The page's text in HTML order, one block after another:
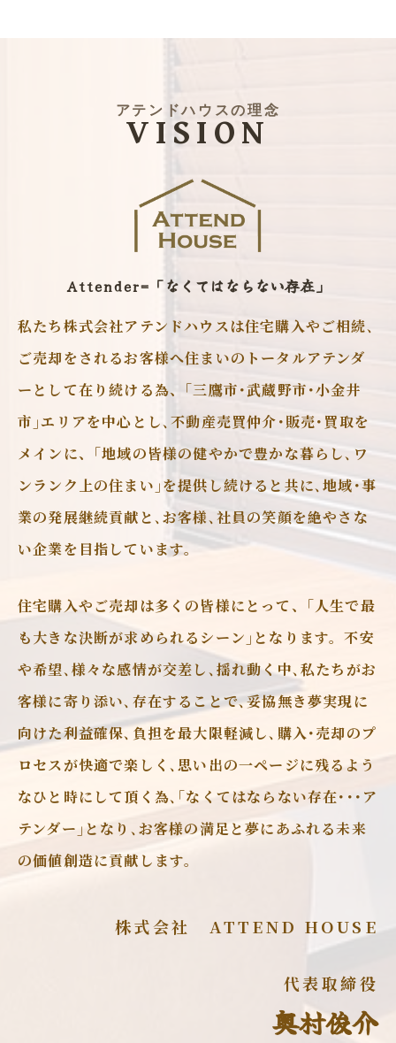
アテンドハウスの理念
VISION
Attender=「なくてはならない存在」
私たち株式会社アテンドハウスは住宅購入やご相続､
ご売却をされるお客様へ住まいのトータルアテンダ
ーとして在り続ける為、｢三鷹市･武蔵野市･小金井
市｣エリアを中心とし､不動産売買仲介･販売･買取を
メインに、｢地域の皆様の健やかで豊かな暮らし､ワ
ンランク上の住まい｣を提供し続けると共に､地域･事
業の発展継続貢献と､お客様､社員の笑顔を絶やさな
い企業を目指しています。
住宅購入やご売却は多くの皆様にとって、｢人生で最
も大きな決断が求められるシーン｣となります。不安
や希望､様々な感情が交差し､揺れ動く中､私たちがお
客様に寄り添い､存在することで､妥協無き夢実現に
向けた利益確保､負担を最大限軽減し､購入･売却のプ
ロセスが快適で楽しく､思い出の一ページに残るよう
なひと時にして頂く為､｢なくてはならない存在･･･ア
テンダー｣となり､お客様の満足と夢にあふれる未来
の価値創造に貢献します。
株式会社 ATTEND HOUSE
代表取締役
奥村俊介